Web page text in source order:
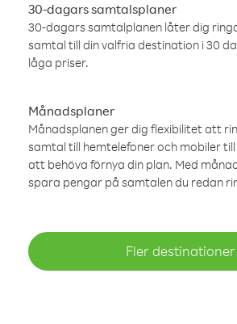
30-dagars samtalsplaner
30-dagars samtalplanen låter dig
samtal till din valfria destination i 30
låga priser.
Månadsplaner
Månadsplanen ger dig flexibilitet att
samtal till hemtelefoner och mobiler
att behöva förnya din plan. Med
spara pengar på samtalen du redan
Fler destinationer